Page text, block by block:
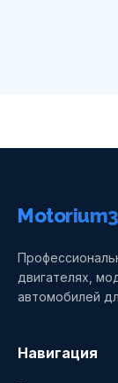
двигателях,
автомобилей
Навигация